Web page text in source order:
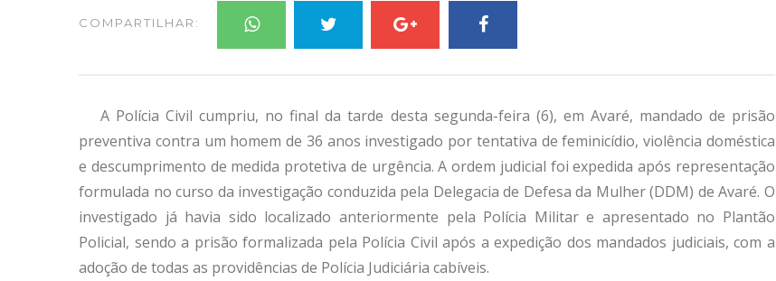
COMPARTILHAR:
A Polícia Civil cumpriu, no final da tarde desta segunda-feira (6), em Avaré, mandado de prisão
preventiva contra um homem de 36 anos investigado por tentativa de feminicídio, violência doméstica
e descumprimento de medida protetiva de urgência. A ordem judicial foi expedida após representação
formulada no curso da investigação conduzida pela Delegacia de Defesa da Mulher (DDM) de Avaré. O
investigado já havia sido localizado anteriormente pela Polícia Militar e apresentado no Plantão
Policial, sendo a prisão formalizada pela Polícia Civil após a expedição dos mandados judiciais, com a
adoção de todas as providências de Polícia Judiciária cabíveis.